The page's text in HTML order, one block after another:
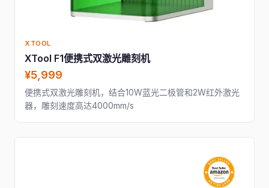
XTOOL
XTool F1便携式双激光雕刻机
¥5,999
便携式双激光雕刻机，结合10W蓝光二极管和2W红外激光
器，雕刻速度高达4000mm/s